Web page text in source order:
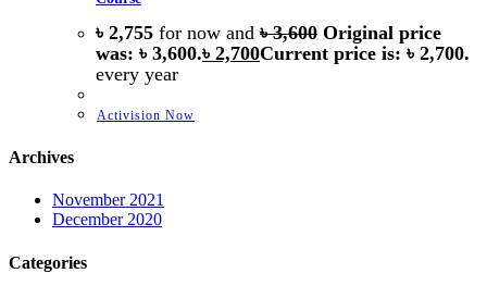
৳ 2,755 for now and৳3,600 Original price
was: ৳ 3,600.৳ 2,700Current price is: ৳ 2,700.
every year
Activision Now
Archives
November 2021
December 2020
Categories